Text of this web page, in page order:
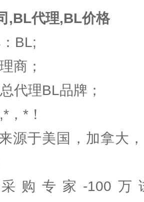
,BL代理,BL价格
BL;
商；
代理BL品牌；
，*！
源于美国，加拿大
购专家-100万